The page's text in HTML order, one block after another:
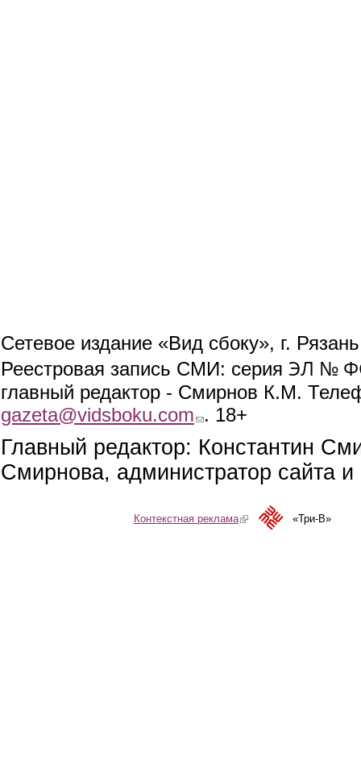
Сетевое издание «Вид сбоку», г.
Реестровая запись СМИ: серия ЭЛ №
главный редактор - Смирнов К.М.
gazeta@vidsboku.com (link sends e-mail)
. 18+
Главный редактор: Константин
Смирнова, администратор сайта
Контекстная реклама(link is external)«Три-В»